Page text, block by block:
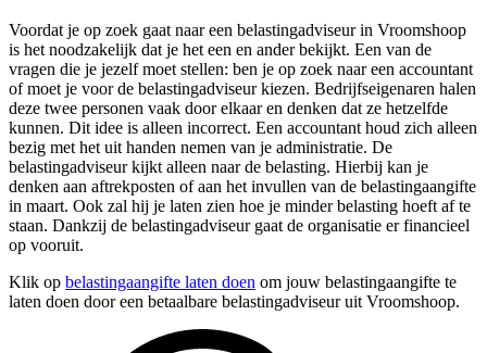
Voordat je op zoek gaat naar een belastingadviseur in Vroomshoop
is het noodzakelijk dat je het een en ander bekijkt. Een van de
vragen die je jezelf moet stellen: ben je op zoek naar een accountant
of moet je voor de belastingadviseur kiezen. Bedrijfseigenaren halen
deze twee personen vaak door elkaar en denken dat ze hetzelfde
kunnen. Dit idee is alleen incorrect. Een accountant houd zich alleen
bezig met het uit handen nemen van je administratie. De
belastingadviseur kijkt alleen naar de belasting. Hierbij kan je
denken aan aftrekposten of aan het invullen van de belastingaangifte
in maart. Ook zal hij je laten zien hoe je minder belasting hoeft af te
staan. Dankzij de belastingadviseur gaat de organisatie er financieel
op vooruit.
Klik op belastingaangifte laten doen om jouw belastingaangifte te
laten doen door een betaalbare belastingadviseur uit Vroomshoop.